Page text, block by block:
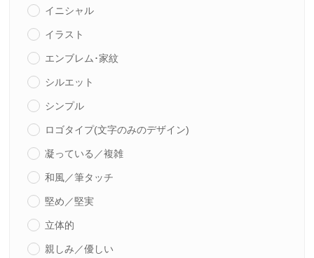
イニシャル
イラスト
エンブレム･家紋
シルエット
シンプル
ロゴタイプ(文字のみのデザイン)
凝っている／複雑
和風／筆タッチ
堅め／堅実
立体的
親しみ／優しい